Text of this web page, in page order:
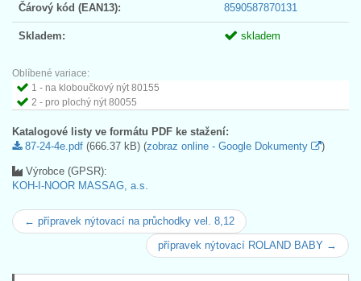
Čárový kód (EAN13): 8590587870131
Skladem: skladem
Oblíbené variace:
1 - na kloboučkový nýt 80155
2 - pro plochý nýt 80055
Katalogové listy ve formátu PDF ke stažení:
87-24-4e.pdf (666.37 kB) (zobraz online - Google Dokumenty )
Výrobce (GPSR):
KOH-I-NOOR MASSAG, a.s.
← přípravek nýtovací na průchodky vel. 8,12
přípravek nýtovací ROLAND BABY →